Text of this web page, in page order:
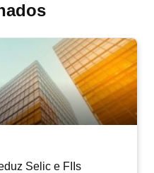
Selic e FIIs